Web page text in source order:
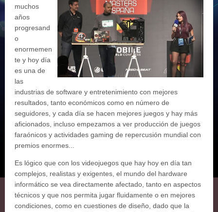
muchos
años
progresand
o
enormemen
te y hoy día
es una de
las
industrias de software y entretenimiento con mejores
resultados, tanto económicos como en número de
seguidores, y cada día se hacen mejores juegos y hay más
aficionados, incluso empezamos a ver producción de juegos
faraónicos y actividades gaming de repercusión mundial con
premios enormes...
Es lógico que con los videojuegos que hay hoy en día tan
complejos, realistas y exigentes, el mundo del hardware
informático se vea directamente afectado, tanto en aspectos
técnicos y que nos permita jugar fluidamente o en mejores
condiciones, como en cuestiones de diseño, dado que la